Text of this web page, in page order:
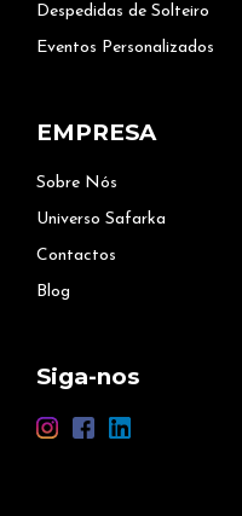
Despedidas de Solteiro
Eventos Personalizados
EMPRESA
Sobre Nós
Universo Safarka
Contactos
Blog
Siga-nos